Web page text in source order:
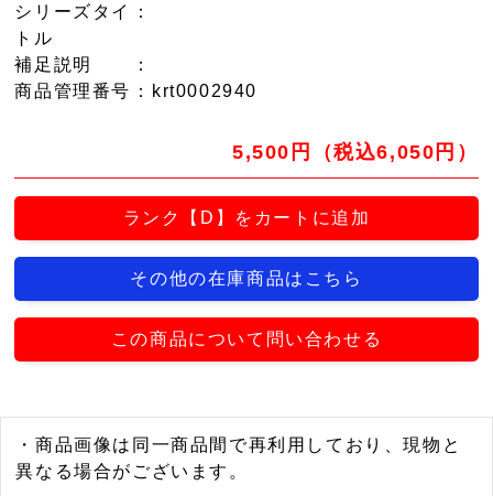
シリーズタイ
トル
：
補足説明
：
商品管理番号 ：krt0002940
5,500円（税込6,050円）
ランク【D】をカートに追加
その他の在庫商品はこちら
この商品について問い合わせる
・商品画像は同一商品間で再利用しており、現物と
異なる場合がございます。